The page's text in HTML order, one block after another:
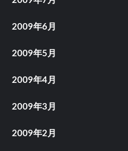
2009年6月
2009年5月
2009年4月
2009年3月
2009年2月